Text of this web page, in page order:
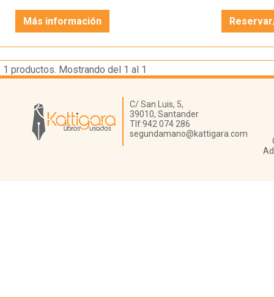
Más información
1 productos. Mostrando del 1 al 1
Librería Kattigara
C/ San Luis, 5,
39010, Santander
Tlf:942 074 286
segundamano@kattigara.com